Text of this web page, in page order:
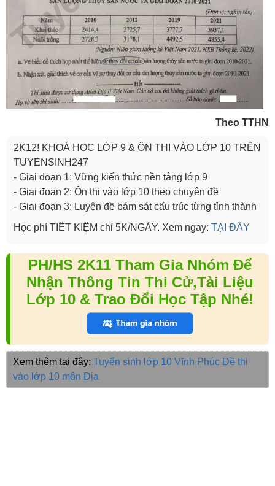
Theo TTHN
2K12! KHOÁ HỌC LỚP 9 & ÔN THI VÀO LỚP 10 TRÊN
TUYENSINH247
- Giai đoạn 1: Vững kiến thức nền tảng lớp 9
- Giai đoạn 2: Ôn thi vào lớp 10 theo chuyên đề
- Giai đoạn 3: Luyện đề bám sát cấu trúc từng tỉnh thành
Học phí TIẾT KIỆM chỉ 5K/NGÀY. Xem ngay: TẠI ĐÂY
PH/HS 2K11 Tham Gia Nhóm Để
Nhận Thông Tin Thi Cử,Tài Liệu
Lớp 10 & Trao Đổi Học Tập Nhé!
Xem thêm tại đây: Tuyển sinh lớp 10 Vĩnh Phúc Đề thi
vào lớp 10 môn Địa